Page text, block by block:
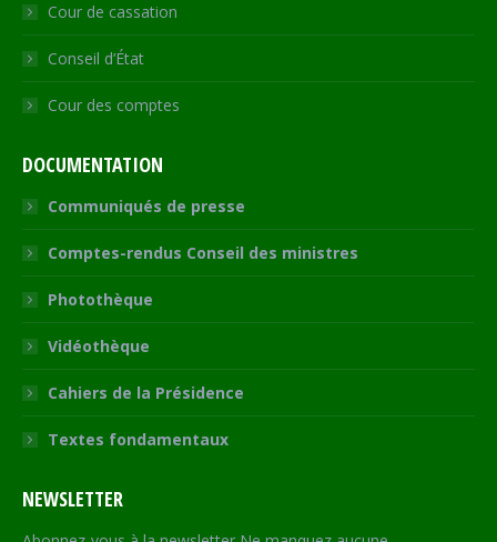
Cour de cassation
Conseil d’État
Cour des comptes
DOCUMENTATION
Communiqués de presse
Comptes-rendus Conseil des ministres
Photothèque
Vidéothèque
Cahiers de la Présidence
Textes fondamentaux
NEWSLETTER